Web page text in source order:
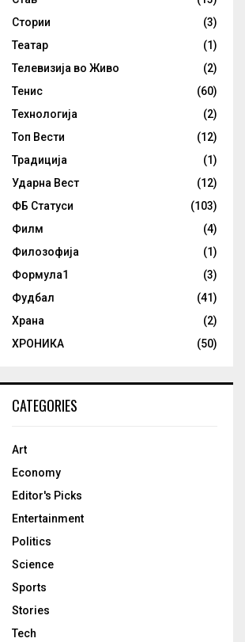
Стории
(3)
Театар
(1)
Телевизија во Живо
(2)
Тенис
(60)
Технологија
(2)
Топ Вести
(12)
Традиција
(1)
Ударна Вест
(12)
ФБ Статуси
(103)
Филм
(4)
Филозофија
(1)
Формула1
(3)
Фудбал
(41)
Храна
(2)
ХРОНИКА
(50)
CATEGORIES
Art
Economy
Editor's Picks
Entertainment
Politics
Science
Sports
Stories
Tech